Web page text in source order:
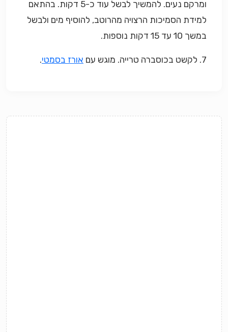
ומרקם נעים. להמשיך לבשל עוד כ-5 דקות. בהתאם
למידת הסמיכות הרצויה מהרוטב, להוסיף מים ולבשל
במשך 10 עד 15 דקות נוספות.
7. לקשט בכוסברה טרייה. מוגש עם אורז בסמטי.